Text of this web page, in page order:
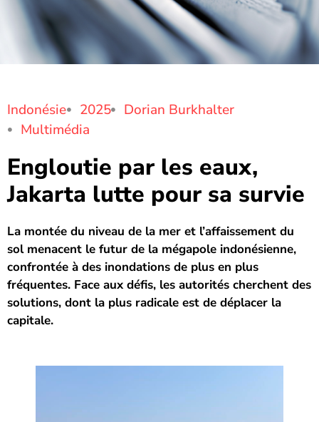
Indonésie 2025
Dorian Burkhalter
Multimédia
Engloutie par les eaux,
Jakarta lutte pour sa survie
La montée du niveau de la mer et l’affaissement du
sol menacent le futur de la mégapole indonésienne,
confrontée à des inondations de plus en plus
fréquentes. Face aux défis, les autorités cherchent des
solutions, dont la plus radicale est de déplacer la
capitale.